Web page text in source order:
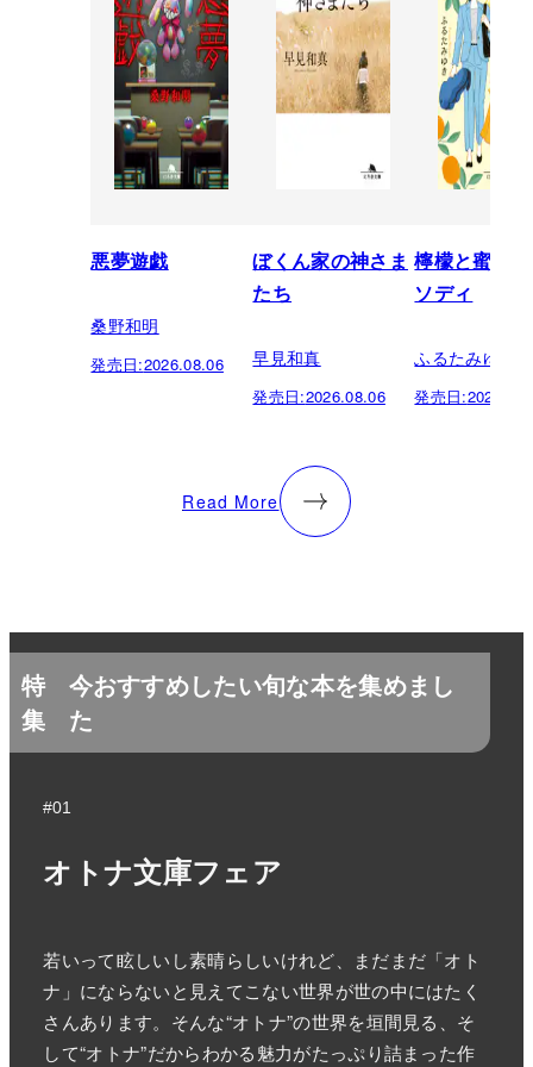
悪夢遊戯
桑野和明
発売日:2026.08.06
ぼくん家の神さま
たち
早見和真
発売日:2026.08.06
檸檬と蜜柑
ソディ
ふるたみゆき
発売日:
Read More
特
集
今おすすめしたい旬な本を集めまし
た
#01
オトナ文庫フェア
若いって眩しいし素晴らしいけれど、まだまだ「オト
ナ」にならないと見えてこない世界が世の中にはたく
さんあります。そんな“オトナ”の世界を垣間見る、そ
して“オトナ”だからわかる魅力がたっぷり詰まった作